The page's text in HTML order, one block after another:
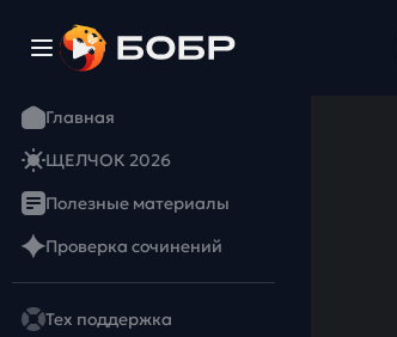
Главная
ЩЕЛЧОК 2026
Полезные материалы
Проверка сочинений
Тех поддержка